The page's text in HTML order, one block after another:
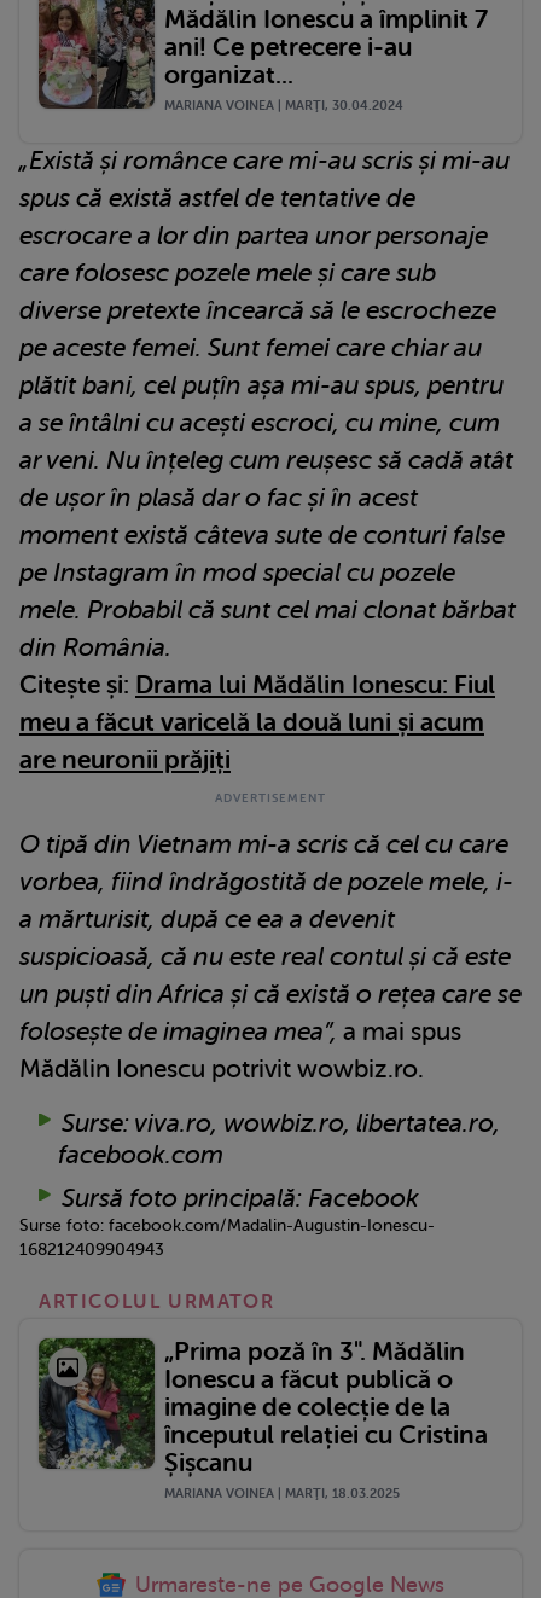
Mădălin Ionescu a împlinit 7
ani! Ce petrecere i-au
organizat...
MARIANA VOINEA | MARŢI, 30.04.2024
„Există și românce care mi-au scris și mi-au
spus că există astfel de tentative de
escrocare a lor din partea unor personaje
care folosesc pozele mele și care sub
diverse pretexte încearcă să le escrocheze
pe aceste femei. Sunt femei care chiar au
plătit bani, cel puțîn așa mi-au spus, pentru
a se întâlni cu acești escroci, cu mine, cum
ar veni. Nu înțeleg cum reușesc să cadă atât
de ușor în plasă dar o fac și în acest
moment există câteva sute de conturi false
pe Instagram în mod special cu pozele
mele. Probabil că sunt cel mai clonat bărbat
din România.
Citește și: Drama lui Mădălin Ionescu: Fiul
meu a făcut varicelă la două luni și acum
are neuronii prăjiți
O tipă din Vietnam mi-a scris că cel cu care
vorbea, fiind îndrăgostită de pozele mele, i-
a mărturisit, după ce ea a devenit
suspicioasă, că nu este real contul și că este
un puști din Africa și că există o rețea care se
folosește de imaginea mea”, a mai spus
Mădălin Ionescu potrivit wowbiz.ro.
Surse: viva.ro, wowbiz.ro, libertatea.ro,
facebook.com
Sursă foto principală: Facebook
Surse foto: facebook.com/Madalin-Augustin-Ionescu-
168212409904943
ARTICOLUL URMATOR
„Prima poză în 3". Mădălin
Ionescu a făcut publică o
imagine de colecție de la
începutul relației cu Cristina
Șișcanu
MARIANA VOINEA | MARŢI, 18.03.2025
Urmareste-ne pe Google News